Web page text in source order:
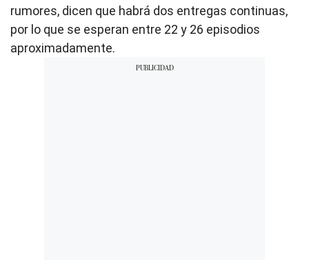
rumores, dicen que habrá dos entregas continuas,
por lo que se esperan entre 22 y 26 episodios
aproximadamente.